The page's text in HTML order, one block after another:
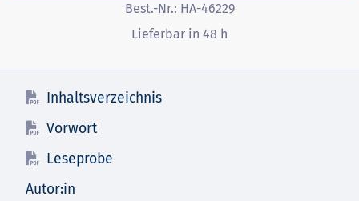
Best.-Nr.: HA-46229
Lieferbar in 48 h
Inhaltsverzeichnis
Vorwort
Leseprobe
Autor:in